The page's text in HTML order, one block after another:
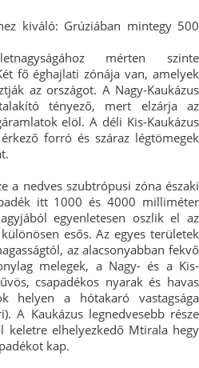
kiváló: Grúziában mintegy 500
mérten szinte
fő éghajlati zónája van, amelyek
az országot. A Nagy-Kaukázus
tényező, mert elzárja az
elöl. A déli Kis-Kaukázus
forró és száraz légtömegek
a nedves szubtrópusi zóna északi
itt 1000 és 4000 milliméter
egyenletesen oszlik el az
esős. Az egyes területek
az alacsonyabban fekvő
melegek, a Nagy- és a Kis-
csapadékos nyarak és havas
helyen a hótakaró vastagsága
A Kaukázus legnedvesebb része
keletre elhelyezkedő Mtirala hegy
kap.